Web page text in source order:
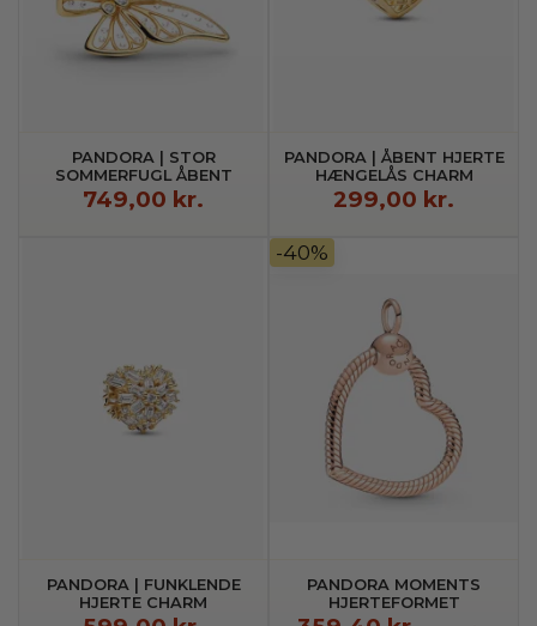
PANDORA | STOR
SOMMERFUGL ÅBENT
CHARM
749,00 kr.
PANDORA | ÅBENT HJERTE
HÆNGELÅS CHARM
299,00 kr.
PANDORA | FUNKLENDE
HJERTE CHARM
-40%
PANDORA MOMENTS
HJERTEFORMET
CHARMVEDHÆNG